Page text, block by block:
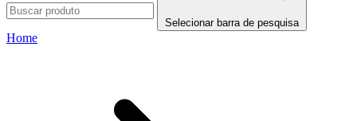
Selecionar barra de pesquisa
Home